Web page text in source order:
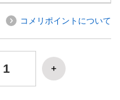
コメリポイントについて